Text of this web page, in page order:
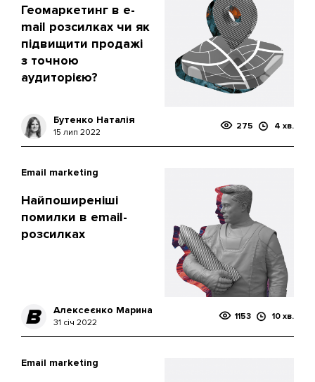
Геомаркетинг в e-
mail розсилках чи як
підвищити продажі
з точною
аудиторією?
Бутенко Наталія
15 лип 2022
275 4 хв.
Email marketing
Найпоширеніші
помилки в email-
розсилках
Алексеєнко Марина
31 січ 2022
1153 10 хв.
Email marketing